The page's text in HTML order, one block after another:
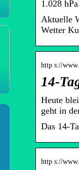
1.028
Aktuelle
Wetter
http s://
14-
Heute
geht in
Das 14-
http s://